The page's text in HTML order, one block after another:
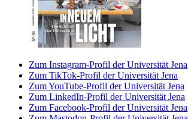
Zum Instagram-Profil der Universität Jena
Zum TikTok-Profil der Universität Jena
Zum YouTube-Profil der Universität Jena
Zum LinkedIn-Profil der Universität Jena
Zum Facebook-Profil der Universität Jena